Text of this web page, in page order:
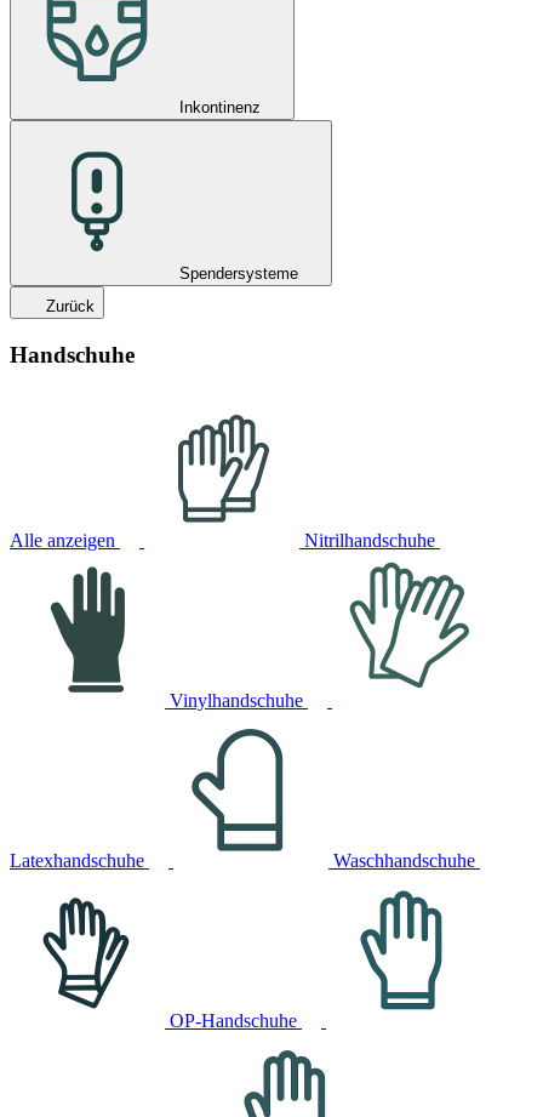
Inkontinenz
Spendersysteme
Zurück
Handschuhe
Alle anzeigen Nitrilhandschuhe
Vinylhandschuhe
Latexhandschuhe Waschhandschuhe
OP-Handschuhe